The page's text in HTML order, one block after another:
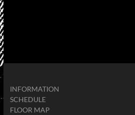
INFORMATION
SCHEDULE
FLOOR MAP